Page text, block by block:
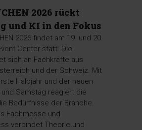
2026 rückt
und KI in den Fokus
2026 findet am 19. und 20.
Center statt. Die
sich an Fachkräfte aus
und der Schweiz. Mit
Halbjahr und der neuen
Samstag reagiert die
Bedürfnisse der Branche.
Fachmesse und
verbindet Theorie und